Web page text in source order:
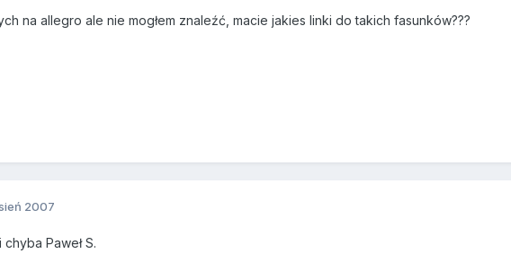
na allegro ale nie mogłem znaleźć, macie jakies linki do takich fasunków???
2007
Paweł S.